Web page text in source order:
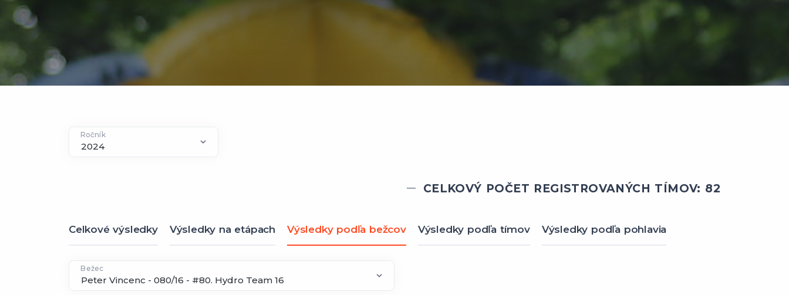
Ročník
CELKOVÝ POČET REGISTROVANÝCH TÍMOV: 82
Celkové výsledky Výsledky na etápach Výsledky podľa bežcov Výsledky podľa tímov Výsledky podľa pohlavia
Bežec